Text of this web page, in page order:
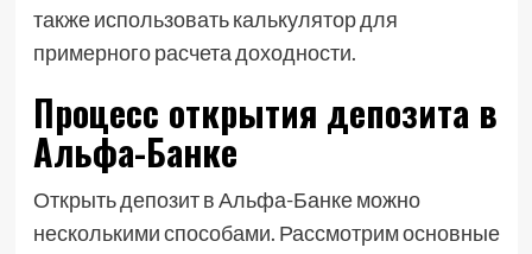
также использовать калькулятор для
примерного расчета доходности.
Процесс открытия депозита в
Альфа-Банке
Открыть депозит в Альфа-Банке можно
несколькими способами. Рассмотрим основные